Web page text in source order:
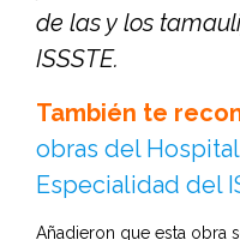
de las y los
ISSSTE.
También te
obras del
Especialidad del
Añadieron que esta obra